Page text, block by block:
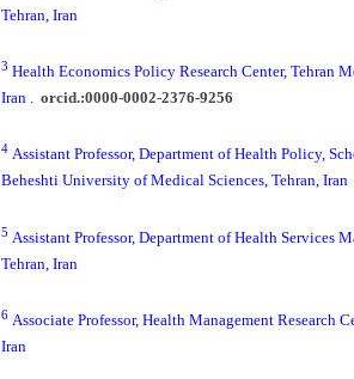
Tehran, Iran
3 Health Economics Policy Research Center, Tehran
Iran . orcid.:0000-0002-2376-9256
4 Assistant Professor, Department of Health Policy,
Beheshti University of Medical Sciences, Tehran, Iran
5 Assistant Professor, Department of Health Services
Tehran, Iran
6 Associate Professor, Health Management Research
Iran